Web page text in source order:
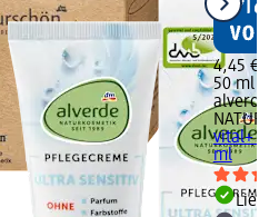
4,45 €
50 ml
alverde
vital+
ml